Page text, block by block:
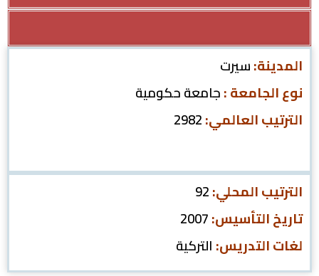
المدينة:سيرت
نوع الجامعة :جامعة حكومية
الترتيب العالمي:2982
الترتيب المحلي:
تاريخ التأسيس:
لغات التدريس: التركية